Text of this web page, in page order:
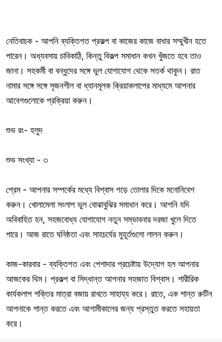
নেতিবাচক - আপনি ব্যক্তিগত প্রকল্প বা কাজের কাজে বাধার সম্মুখীন হতে
পারেন। অধ্যবসায় চাবিকাঠি, কিন্তু বিকল্প সমাধান কখন খুঁজতে হবে তাও
জানা। সহকর্মী বা বন্ধুদের সঙ্গে ভুল যোগাযোগ থেকে সতর্ক থাকুন। রাত
নামার সঙ্গে সঙ্গে সৃজনশীল বা ধ্যানমূলক ক্রিয়াকলাপের মাধ্যমে আপনার
আবেগগুলোকে প্রক্রিয়া করুন।
শুভ রং- হলুদ
শুভ সংখ্যা - ৩
প্রেম - আপনার সম্পর্কের মধ্যে বিশ্বাস গড়ে তোলার দিকে মনোনিবেশ
করুন। খোলামেলা সংলাপ ভুল বোঝাবুঝির সমাধান করে। আপনি যদি
অবিবাহিত হন, সহজবোধ্য যোগাযোগ নতুন সম্ভাবনার দরজা খুলে দিতে
পারে। আজ রাতে ঘনিষ্ঠতা এবং সাহচর্যের মুহূর্তগুলো লালন করুন।
কাজ-কারবার - ব্যক্তিগত এবং পেশাদার প্রচেষ্টায় উদ্যোগ হল আপনার
আজকের থিম। প্রকল্প বা সিদ্ধান্ত আপনার সহজাত বিশ্বাস। শারীরিক
কার্যকলাপ শক্তির মাত্রা বজায় রাখতে সাহায্য করে। রাতে, এক শান্ত রুটিন
আপনাকে শান্ত করতে এবং আগামীকালের জন্য প্রস্তুত করতে সহায়তা
করে।